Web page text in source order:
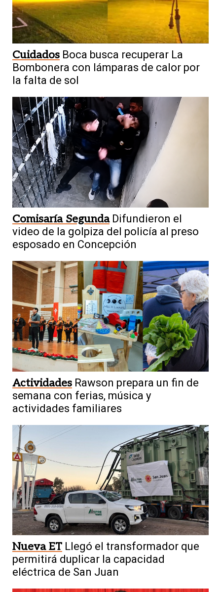
Cuidados Boca busca recuperar La
Bombonera con lámparas de calor por
la falta de sol
Comisaría Segunda Difundieron el
video de la golpiza del policía al preso
esposado en Concepción
Actividades Rawson prepara un fin de
semana con ferias, música y
actividades familiares
Nueva ET Llegó el transformador que
permitirá duplicar la capacidad
eléctrica de San Juan